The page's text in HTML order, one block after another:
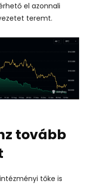
el azonnali
teremt.
tovább
tőke is